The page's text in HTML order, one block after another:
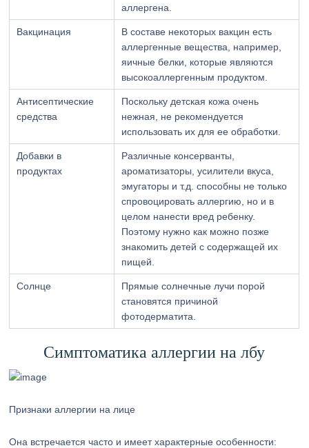
аллергена.
Вакцинация
В составе некоторых вакцин есть
аллергенные вещества, например,
яичные белки, которые являются
высокоаллергенным продуктом.
Антисептические
средства
Поскольку детская кожа очень
нежная, не рекомендуется
использовать их для ее обработки.
Добавки в
продуктах
Различные консерванты,
ароматизаторы, усилители вкуса,
эмугаторы и т.д. способны не только
спровоцировать аллергию, но и в
целом нанести вред ребенку.
Поэтому нужно как можно позже
знакомить детей с содержащей их
пищей.
Солнце
Прямые солнечные лучи порой
становятся причиной
фотодерматита.
Симптоматика аллергии на лбу
Признаки аллергии на лице
Она встречается часто и имеет характерные особенности: